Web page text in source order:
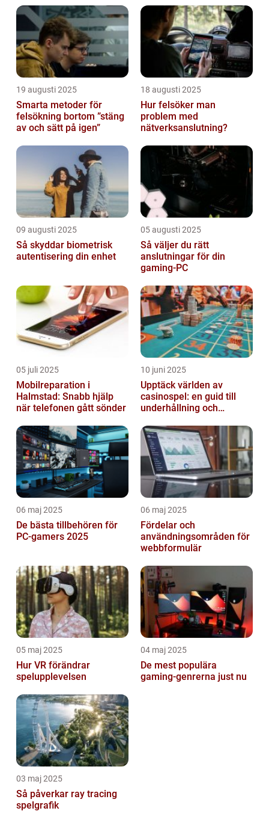
19 augusti 2025
Smarta metoder för
felsökning bortom ”stäng
av och sätt på igen”
18 augusti 2025
Hur felsöker man
problem med
nätverksanslutning?
09 augusti 2025
Så skyddar biometrisk
autentisering din enhet
05 augusti 2025
Så väljer du rätt
anslutningar för din
gaming-PC
05 juli 2025
Mobilreparation i
Halmstad: Snabb hjälp
när telefonen gått sönder
10 juni 2025
Upptäck världen av
casinospel: en guid till
underhållning och
06 maj 2025
De bästa tillbehören för
PC-gamers 2025
06 maj 2025
Fördelar och
användningsområden för
webbformulär
05 maj 2025
Hur VR förändrar
spelupplevelsen
04 maj 2025
De mest populära
gaming-genrerna just nu
03 maj 2025
Så påverkar ray tracing
spelgrafik